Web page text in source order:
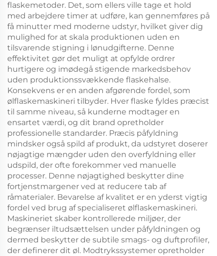
flaskemetoder. Det, som ellers ville tage et hold
med arbejdere timer at udføre, kan gennemføres på
få minutter med moderne udstyr, hvilket giver dig
mulighed for at skala produktionen uden en
tilsvarende stigning i lønudgifterne. Denne
effektivitet gør det muligt at opfylde ordrer
hurtigere og imødegå stigende markedsbehov
uden produktionssvækkende flaskehalse.
Konsekvens er en anden afgørende fordel, som
ølflaskemaskineri tilbyder. Hver flaske fyldes præcist
til samme niveau, så kunderne modtager en
ensartet værdi, og dit brand opretholder
professionelle standarder. Præcis påfyldning
mindsker også spild af produkt, da udstyret doserer
nøjagtige mængder uden den overfyldning eller
udspild, der ofte forekommer ved manuelle
processer. Denne nøjagtighed beskytter dine
fortjenstmargener ved at reducere tab af
råmaterialer. Bevarelse af kvalitet er en yderst vigtig
fordel ved brug af specialiseret ølflaskemaskineri.
Maskineriet skaber kontrollerede miljøer, der
begrænser iltudsættelsen under påfyldningen og
dermed beskytter de subtile smags- og duftprofiler,
der definerer dit øl. Modtrykssystemer opretholder